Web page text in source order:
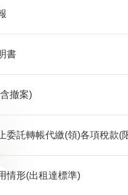
書
撤案)
委託轉帳代繳(領)各項稅款(
情形(出租達標準)